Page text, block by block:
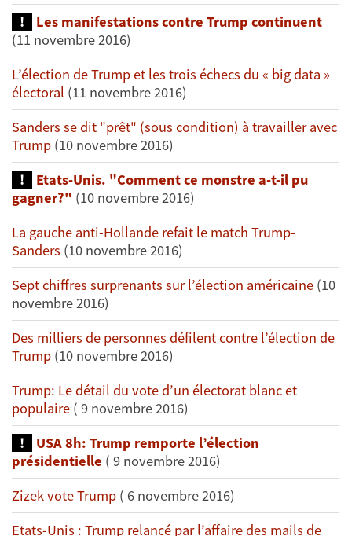
Les manifestations contre Trump continuent
(11 novembre 2016)
L’élection de Trump et les trois échecs du « big data »
électoral (11 novembre 2016)
Sanders se dit "prêt" (sous condition) à travailler avec
Trump (10 novembre 2016)
Etats-Unis. "Comment ce monstre a-t-il pu
gagner?" (10 novembre 2016)
La gauche anti-Hollande refait le match Trump-
Sanders (10 novembre 2016)
Sept chiffres surprenants sur l’élection américaine (10
novembre 2016)
Des milliers de personnes défilent contre l’élection de
Trump (10 novembre 2016)
Trump: Le détail du vote d’un électorat blanc et
populaire ( 9 novembre 2016)
USA 8h: Trump remporte l’élection
présidentielle ( 9 novembre 2016)
Zizek vote Trump ( 6 novembre 2016)
Etats-Unis : Trump relancé par l’affaire des mails de